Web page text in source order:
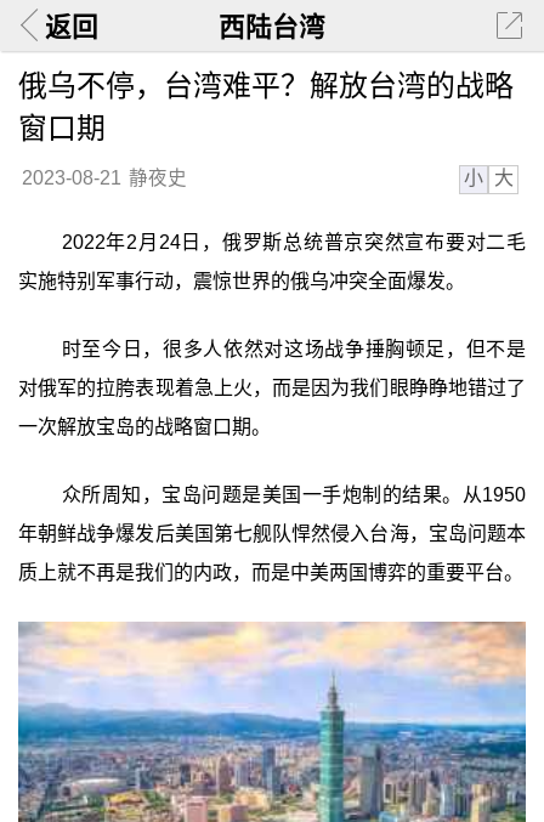
返回 西陆台湾
俄乌不停，台湾难平？解放台湾的战略
窗口期
2023-08-21 静夜史 小 大
2022年2月24日，俄罗斯总统普京突然宣布要对二毛
实施特别军事行动，震惊世界的俄乌冲突全面爆发。
时至今日，很多人依然对这场战争捶胸顿足，但不是
对俄军的拉胯表现着急上火，而是因为我们眼睁睁地错过了
一次解放宝岛的战略窗口期。
众所周知，宝岛问题是美国一手炮制的结果。从1950
年朝鲜战争爆发后美国第七舰队悍然侵入台海，宝岛问题本
质上就不再是我们的内政，而是中美两国博弈的重要平台。